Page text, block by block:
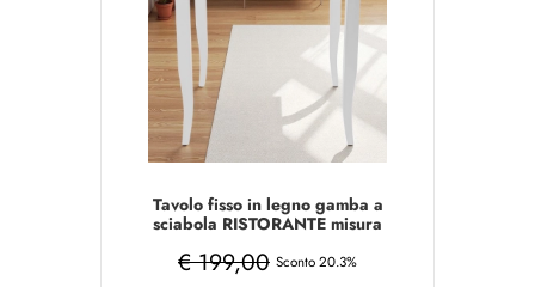
Tavolo fisso in legno gamba a
sciabola RISTORANTE misura
€ 199,00 Sconto 20.3%